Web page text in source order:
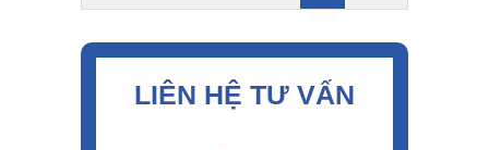
LIÊN HỆ TƯ VẤN